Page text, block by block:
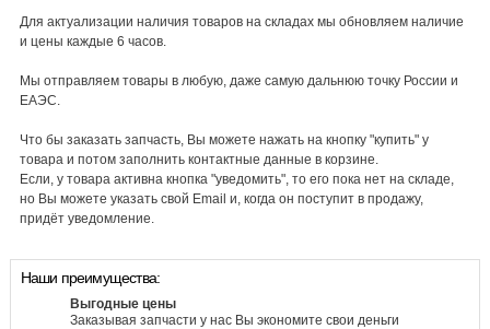
Для актуализации наличия товаров на складах мы обновляем наличие
и цены каждые 6 часов.
Мы отправляем товары в любую, даже самую дальнюю точку России и
ЕАЭС.
Что бы заказать запчасть, Вы можете нажать на кнопку "купить" у
товара и потом заполнить контактные данные в корзине.
Если, у товара активна кнопка "уведомить", то его пока нет на складе,
но Вы можете указать свой Email и, когда он поступит в продажу,
придёт уведомление.
Наши преимущества:
Выгодные цены
Заказывая запчасти у нас Вы экономите свои деньги